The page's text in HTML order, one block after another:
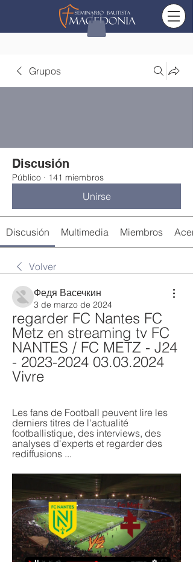
Grupos
Discusión
Público · 141 miembros
Unirse
Discusión Multimedia Miembros
Volver
Федя Васечкин
3 de marzo de 2024
regarder FC Nantes FC
Metz en streaming tv FC
NANTES / FC METZ - J24
- 2023-2024 03.03.2024
Vivre
Les fans de Football peuvent lire les
derniers titres de l'actualité
footballistique, des interviews, des
analyses d'experts et regarder des
rediffusions ...